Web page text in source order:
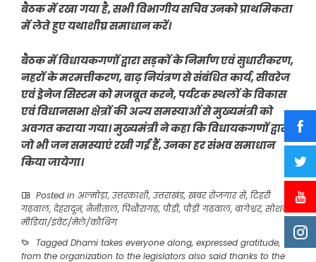
बैठक में रखा गया है, सभी विभागीय सचिव उनको प्राथमिकता
में लेते हुए यथाशीघ्र समाधान करें।
बैठक में विधायकगणों द्वारा सड़कों के निर्माण एवं सुधारीकरण,
नहरों के मरमत्तीकरण, बाढ़ नियंत्रण से संबंधित कार्य, सीवरेज
एवं ड्रेनेज सिस्टम को मजबूत करने, पर्यटक स्थलों के विकास
एवं विधानसभा क्षेत्रों की अन्य समस्याओं से मुख्यमंत्री को
अवगत कराया गया। मुख्यमंत्री ने कहा कि विधायकगणों द्वारा
जो भी जन समस्याएं रखी गई हैं, उनका हर संभव समाधान
किया जायेगा।
Posted in अल्मोड़ा, उत्तरकाशी, उत्तराखंड, खबर रोजगार से, टिहरी
गढ़वाल, देहरादून, नैनीताल, पिथौरागढ़, पौड़ी, पौड़ी गढ़वाल, बागेश्वर, सोशल
मीडिया/इंवेट/मेले/कौथिग
Tagged Dhami takes everyone along, expressed gratitude,
from the organization to the legislators also said thanks to the